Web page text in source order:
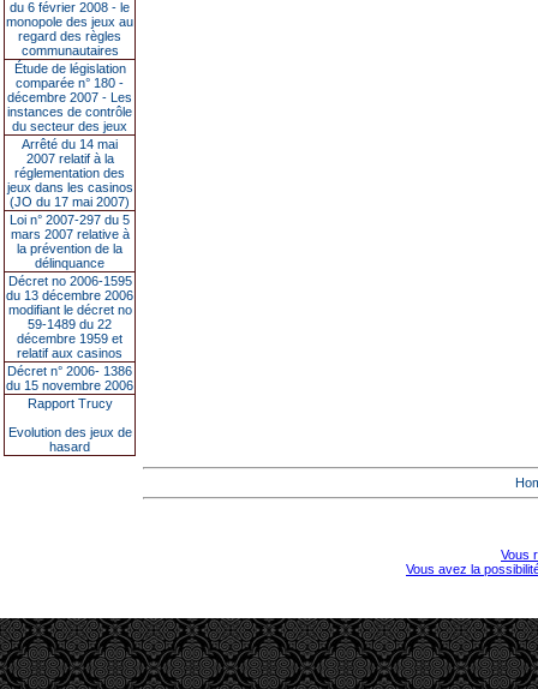
du 6 février 2008 - le
monopole des jeux au
regard des règles
communautaires
Étude de législation
comparée n° 180 -
décembre 2007 - Les
instances de contrôle
du secteur des jeux
Arrêté du 14 mai
2007 relatif à la
réglementation des
jeux dans les casinos
(JO du 17 mai 2007)
Loi n° 2007-297 du 5
mars 2007 relative à
la prévention de la
délinquance
Décret no 2006-1595
du 13 décembre 2006
modifiant le décret no
59-1489 du 22
décembre 1959 et
relatif aux casinos
Décret n° 2006- 1386
du 15 novembre 2006
Rapport Trucy
Evolution des jeux de
hasard
Vous
Vous avez la